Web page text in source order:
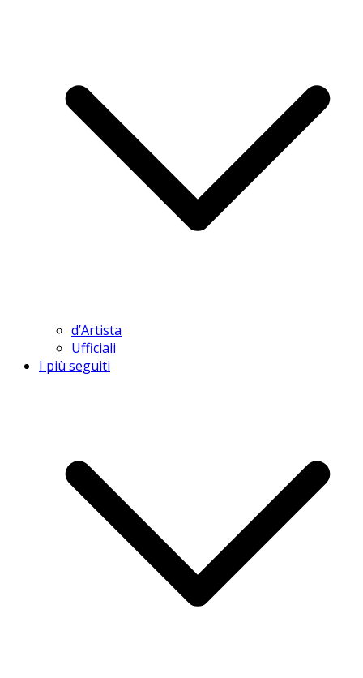
d’Artista
Ufficiali
I più seguiti